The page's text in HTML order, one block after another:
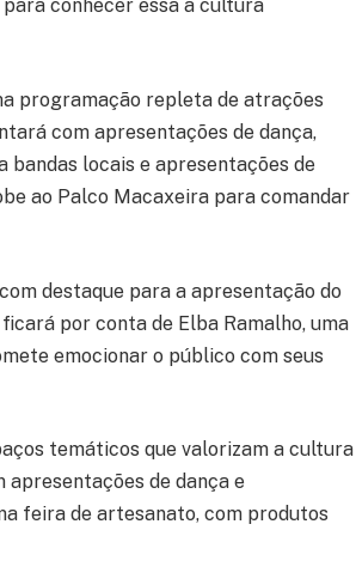
conhecer essa a cultura
programação repleta de atrações
com apresentações de dança,
bandas locais e apresentações de
ao Palco Macaxeira para comandar
destaque para a apresentação do
por conta de Elba Ramalho, uma
emocionar o público com seus
temáticos que valorizam a cultura
apresentações de dança e
feira de artesanato, com produtos